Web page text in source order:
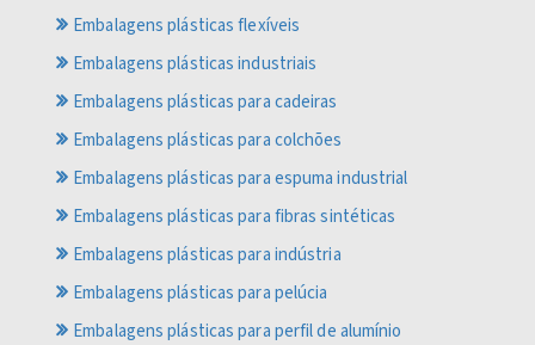
Embalagens plásticas flexíveis
Embalagens plásticas industriais
Embalagens plásticas para cadeiras
Embalagens plásticas para colchões
Embalagens plásticas para espuma industrial
Embalagens plásticas para fibras sintéticas
Embalagens plásticas para indústria
Embalagens plásticas para pelúcia
Embalagens plásticas para perfil de alumínio